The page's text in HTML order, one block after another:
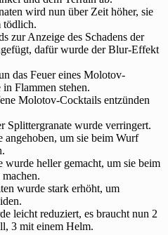
wird nun über Zeit höher, sie
tödlich.
zur Anzeige des Schadens der
dafür wurde der Blur-Effekt
das Feuer eines Molotov-
Flammen stehen.
Molotov-Cocktails entzünden
Splittergranate wurde verringert.
angehoben, um sie beim Wurf
wurde heller gemacht, um sie beim
wurde stark erhöht, um
leicht reduziert, es braucht nun 2
3 mit einem Helm.